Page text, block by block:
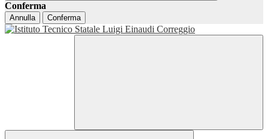
Conferma
Annulla Conferma